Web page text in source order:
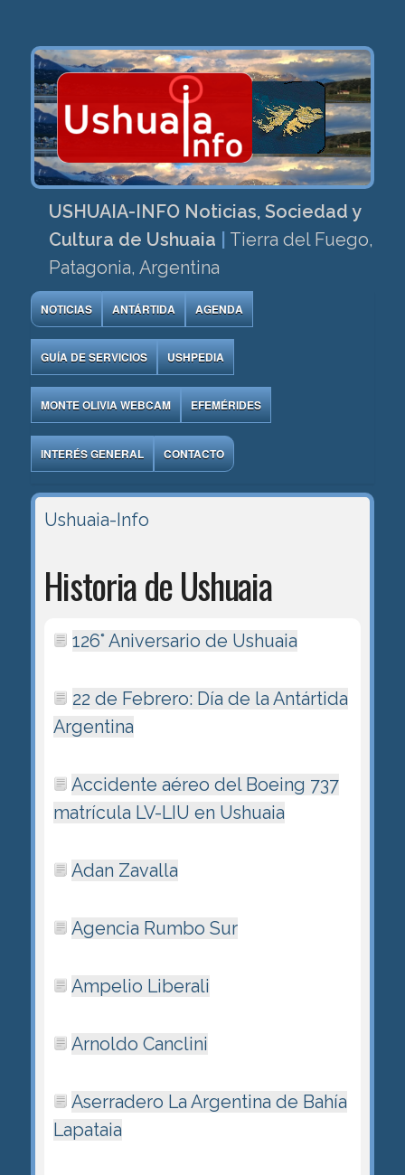
USHUAIA-INFO Noticias, Sociedad y
Cultura de Ushuaia
Tierra del Fuego,
Patagonia, Argentina
NOTICIAS ANTÁRTIDA AGENDA
GUÍA DE SERVICIOS USHPEDIA
MONTE OLIVIA WEBCAM EFEMÉRIDES
INTERÉS GENERAL CONTACTO
Ushuaia-Info
Historia de Ushuaia
126° Aniversario de Ushuaia
22 de Febrero: Día de la Antártida
Argentina
Accidente aéreo del Boeing 737
matrí­cula LV-LIU en Ushuaia
Adan Zavalla
Agencia Rumbo Sur
Ampelio Liberali
Arnoldo Canclini
Aserradero La Argentina de Bahía
Lapataia